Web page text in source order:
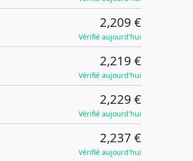
2,209 €
Vérifié aujourd'hui
2,219 €
Vérifié aujourd'hui
2,229 €
Vérifié aujourd'hui
2,237 €
Vérifié aujourd'hui